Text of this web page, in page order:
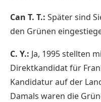
Can T. T.: Später sind
den Grünen
C. Y.: Ja, 1995 stellten
Direktkandidat für
Kandidatur auf der
Damals waren die